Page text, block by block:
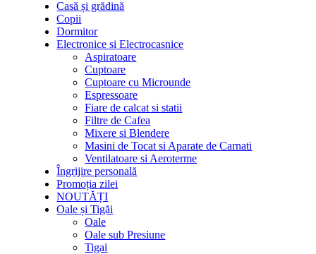
Casă și grădină
Copii
Dormitor
Electronice si Electrocasnice
Aspiratoare
Cuptoare
Cuptoare cu Microunde
Espressoare
Fiare de calcat si statii
Filtre de Cafea
Mixere si Blendere
Masini de Tocat si Aparate de Carnati
Ventilatoare si Aeroterme
Îngrijire personală
Promoția zilei
NOUTĂȚI
Oale și Tigăi
Oale
Oale sub Presiune
Tigai